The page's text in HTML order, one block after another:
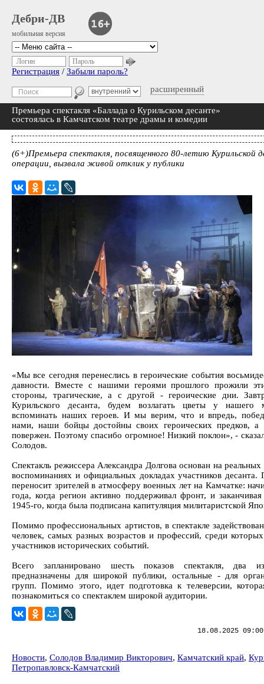
Дебри-ДВ
мобильная версия
расширенный
Логин Пароль
Регистрация / Забыли пароль?
Премьера спектакля «Баллада о Курильском десанте»
состоялась в Камчатском театре драмы и комедии
(6+)Премьера спектакля, посвященного 80-летию Курильской
операции, вызвала живой отклик у публики
«Мы все сегодня перенеслись в героические события
давности. Вместе с нашими героями прошлого прожили
стороны, трагические, а с другой - героические дни.
Курильского десанта, будем возлагать цветы у нашего
вспоминать наших героев. И мы верим, что и впредь,
нами, наши бойцы достойны своих героических предков, а
повержен. Поэтому спасибо огромное! Низкий поклон», -
Солодов.
Спектакль режиссера Александра Долгова основан на реальных
воспоминаниях и официальных докладах участников десанта.
переносит зрителей в атмосферу военных лет на Камчатке:
года, когда регион активно поддерживал фронт, и
1945-го, когда была подписана капитуляция милитаристской
Помимо профессиональных артистов, в спектакле
человек, самых разных возрастов и профессий, среди
участников исторических событий.
Всего запланировано шесть показов спектакля, два
предназначены для широкой публики, остальные - для
групп. Помимо этого, идет подготовка к телеверсии,
познакомиться со спектаклем широкой аудитории.
18.08.2025
Новости, Солодов Владимир Викторович, Камчатский край,
Петропавловск-Камчатский